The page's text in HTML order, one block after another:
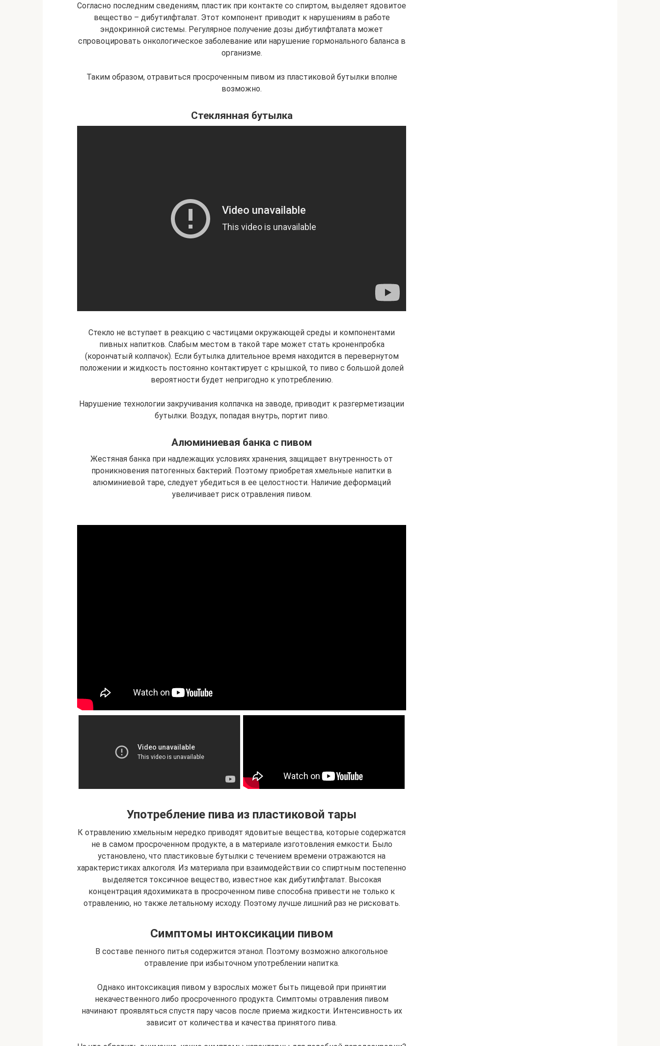
Согласно последним сведениям, пластик при контакте со спиртом, выделяет ядовитое
вещество – дибутилфталат. Этот компонент приводит к нарушениям в работе
эндокринной системы. Регулярное получение дозы дибутилфталата может
спровоцировать онкологическое заболевание или нарушение гормонального баланса в
организме.
Таким образом, отравиться просроченным пивом из пластиковой бутылки вполне
возможно.
Стеклянная бутылка
Стекло не вступает в реакцию с частицами окружающей среды и компонентами
пивных напитков. Слабым местом в такой таре может стать кроненпробка
(корончатый колпачок). Если бутылка длительное время находится в перевернутом
положении и жидкость постоянно контактирует с крышкой, то пиво с большой долей
вероятности будет непригодно к употреблению.
Нарушение технологии закручивания колпачка на заводе, приводит к разгерметизации
бутылки. Воздух, попадая внутрь, портит пиво.
Алюминиевая банка с пивом
Жестяная банка при надлежащих условиях хранения, защищает внутренность от
проникновения патогенных бактерий. Поэтому приобретая хмельные напитки в
алюминиевой таре, следует убедиться в ее целостности. Наличие деформаций
увеличивает риск отравления пивом.
Употребление пива из пластиковой тары
К отравлению хмельным нередко приводят ядовитые вещества, которые содержатся
не в самом просроченном продукте, а в материале изготовления емкости. Было
установлено, что пластиковые бутылки с течением времени отражаются на
характеристиках алкоголя. Из материала при взаимодействии со спиртным постепенно
выделяется токсичное вещество, известное как дибутилфталат. Высокая
концентрация ядохимиката в просроченном пиве способна привести не только к
отравлению, но также летальному исходу. Поэтому лучше лишний раз не рисковать.
Симптомы интоксикации пивом
В составе пенного питья содержится этанол. Поэтому возможно алкогольное
отравление при избыточном употреблении напитка.
Однако интоксикация пивом у взрослых может быть пищевой при принятии
некачественного либо просроченного продукта. Симптомы отравления пивом
начинают проявляться спустя пару часов после приема жидкости. Интенсивность их
зависит от количества и качества принятого пива.